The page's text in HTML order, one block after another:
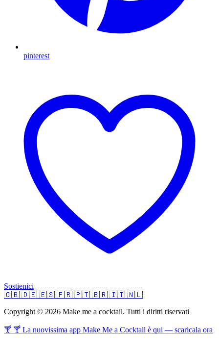
pinterest
Sostienici
🇬🇧 🇩🇪 🇪🇸 🇫🇷 🇵🇹 🇧🇷 🇮🇹 🇳🇱
Copyright © 2026 Make me a cocktail. Tutti i diritti riservati
🍸 🍸 La nuovissima app Make Me a Cocktail è qui — scaricala ora